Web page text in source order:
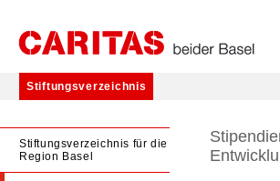
Stiftungsverzeichnis
Stiftungsverzeichnis für die
Region Basel